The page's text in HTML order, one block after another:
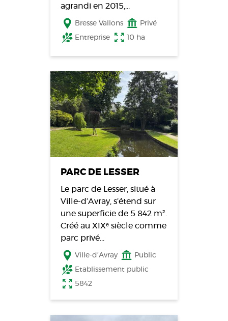
agrandi en 2015,…
Bresse Vallons
Privé
Entreprise
10 ha
PARC DE LESSER
Le parc de Lesser, situé à
Ville-d’Avray, s’étend sur
une superficie de 5 842 m².
Créé au XIXᵉ siècle comme
parc privé…
Ville-d’Avray
Public
Etablissement public
5842